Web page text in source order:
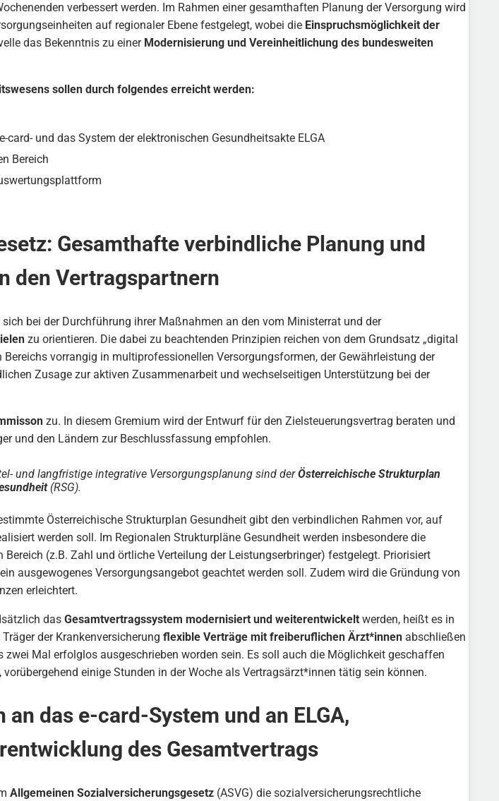
verbessert werden. Im Rahmen einer gesamthaften Planung der Versorgung wird
auf regionaler Ebene festgelegt, wobei dieEinspruchsmöglichkeit der
das Bekenntnis zu einer Modernisierung und Vereinheitlichung des bundesweiten
sollen durch folgendes erreicht werden:
und das System der elektronischen Gesundheitsakte ELGA
Bereich
Gesamthafte verbindliche Planung und
den Vertragspartnern
bei der Durchführung ihrer Maßnahmen an den vom Ministerrat und der
zu orientieren. Die dabei zu beachtenden Prinzipien reichen von dem Grundsatz „digital
vorrangig in multiprofessionellen Versorgungsformen, der Gewährleistung der
Zusage zur aktiven Zusammenarbeit und wechselseitigen Unterstützung bei der
zu. In diesem Gremium wird der Entwurf für den Zielsteuerungsvertrag beraten und
und den Ländern zur Beschlussfassung empfohlen.
und langfristige integrative Versorgungsplanung sind derÖsterreichische Strukturplan
(RSG).
Österreichische Strukturplan Gesundheit gibt den verbindlichen Rahmen vor, auf
werden soll. Im Regionalen Strukturpläne Gesundheit werden insbesondere die
(z.B. Zahl und örtliche Verteilung der Leistungserbringer) festgelegt. Priorisiert
ausgewogenes Versorgungsangebot geachtet werden soll. Zudem wird die Gründung von
erleichtert.
das Gesamtvertragssystem modernisiert und weiterentwickeltwerden, heißt es in
der Krankenversicherung flexible Verträge mit freiberuflichen Ärzt*innenabschließen
Mal erfolglos ausgeschrieben worden sein. Es soll auch die Möglichkeit geschaffen
einige Stunden in der Woche als Vertragsärzt*innen tätig sein können.
das e-card-System und an ELGA,
des Gesamtvertrags
Allgemeinen Sozialversicherungsgesetz(ASVG) die sozialversicherungsrechtliche